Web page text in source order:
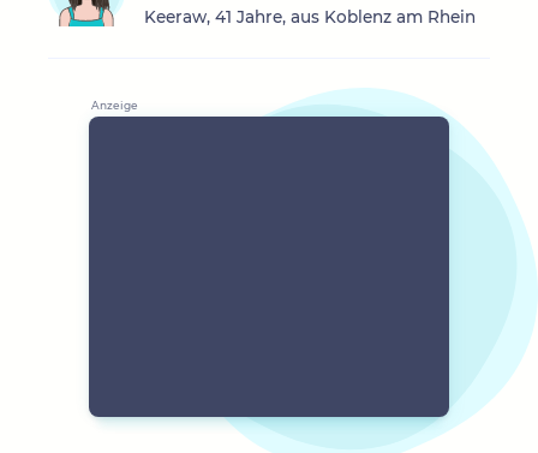
Keeraw, 41 Jahre, aus Koblenz am Rhein